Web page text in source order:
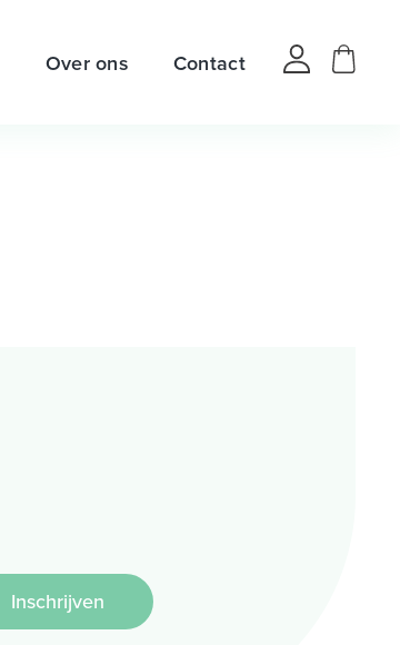
Over ons Contact
Inschrijven